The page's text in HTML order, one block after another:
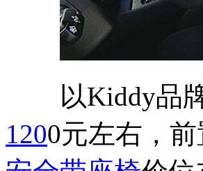
以Kiddy品牌
1200元左右，